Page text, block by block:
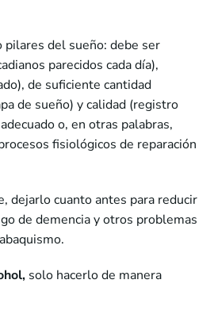
pilares del sueño: debe ser
parecidos cada día),
de suficiente cantidad
de sueño) y calidad (registro
o, en otras palabras,
fisiológicos de reparación
dejarlo cuanto antes para reducir
de demencia y otros problemas
solo hacerlo de manera